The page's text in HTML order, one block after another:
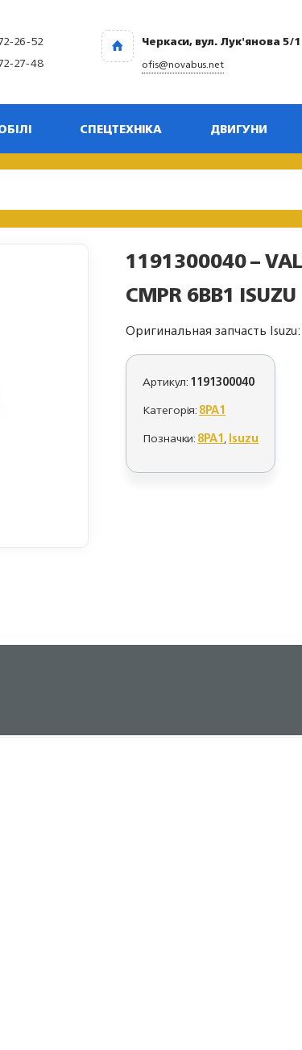
26-52
27-48
Черкаси, вул. Лук'янова 5/1
ofis@novabus.net
СПЕЦТЕХНІКА ДВИГУНИ
1191300040 –
CMPR 6BB1 ISUZU
Оригинальная запчасть Isuzu:
Артикул:1191300040
Категорія:8PA1
Позначки:8PA1,Isuzu